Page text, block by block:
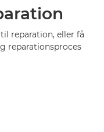
reparation, eller få
reparationsproces